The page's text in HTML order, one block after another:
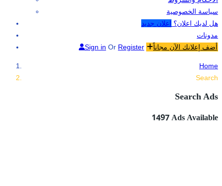
سياسة الخصوصية
هل لديك اعلان؟ اعلان جديد
مدونات
Sign in Or Register أضف إعلانك الآن مجاناً
Home
Search
Search Ads
1497Ads Available